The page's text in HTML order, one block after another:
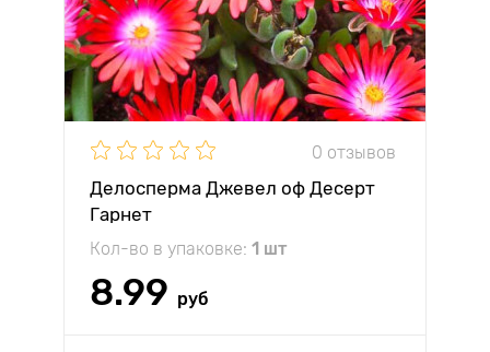
0 отзывов
Делосперма Джевел оф Десерт
Гарнет
Кол-во в упаковке: 1 шт
8.99 руб